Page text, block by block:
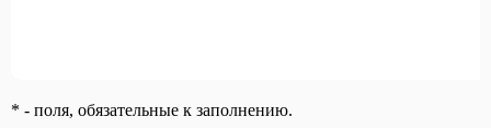
* - поля, обязательные к заполнению.